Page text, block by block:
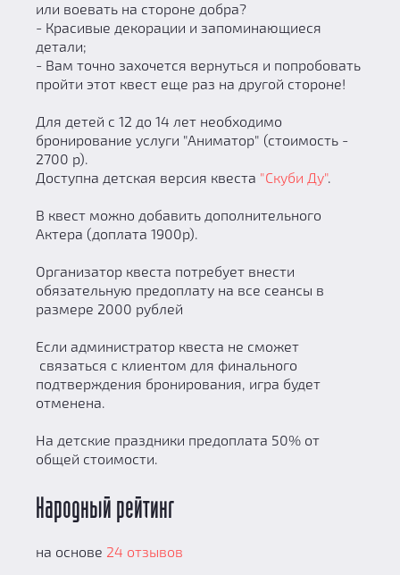
или воевать на стороне добра?
- Красивые декорации и запоминающиеся
детали;
- Вам точно захочется вернуться и попробовать
пройти этот квест еще раз на другой стороне!
Для детей с 12 до 14 лет необходимо
бронирование услуги "Аниматор" (стоимость -
2700 р).
Доступна детская версия квеста "Скуби Ду".
В квест можно добавить дополнительного
Актера (доплата 1900р).
Организатор квеста потребует внести
обязательную предоплату на все сеансы в
размере 2000 рублей
Если администратор квеста не сможет
связаться с клиентом для финального
подтверждения бронирования, игра будет
отменена.
На детские праздники предоплата 50% от
общей стоимости.
Народный рейтинг
на основе 24 отзывов